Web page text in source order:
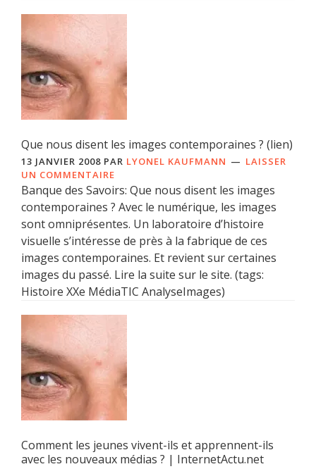
Que nous disent les images contemporaines ? (lien)
13 JANVIER 2008 PAR LYONEL KAUFMANN
LAISSER
UN COMMENTAIRE
Banque des Savoirs: Que nous disent les images
contemporaines ? Avec le numérique, les images
sont omniprésentes. Un laboratoire d’histoire
visuelle s’intéresse de près à la fabrique de ces
images contemporaines. Et revient sur certaines
images du passé. Lire la suite sur le site. (tags:
Histoire XXe MédiaTIC AnalyseImages)
Comment les jeunes vivent-ils et apprennent-ils
avec les nouveaux médias ? | InternetActu.net